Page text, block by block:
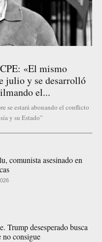
«El mismo
julio y se desarrolló
el...
se estará abonando el conflicto
y su Estado”
comunista asesinado en
Trump desesperado busca
no consigue